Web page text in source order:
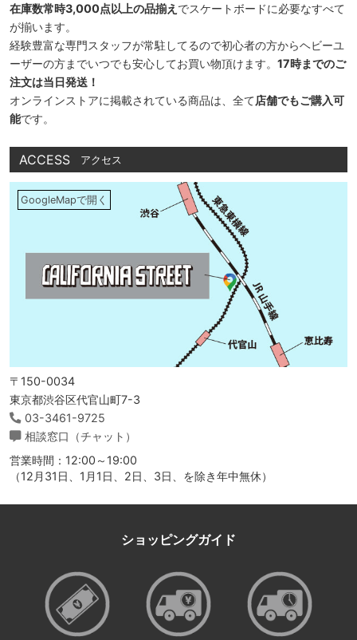
在庫数常時3,000点以上の品揃え でスケートボードに必要なすべて
が揃います。
経験豊富な専門スタッフが常駐してるので初心者の方からヘビーユ
ーザーの方までいつでも安心してお買い物頂けます。 17時までのご
注文は当日発送！
オンラインストアに掲載されている商品は、全て店舗でもご購入可
能です。
ACCESS アクセス
GoogleMapで開く
〒150-0034
東京都渋谷区代官山町7-3
03-3461-9725
相談窓口（チャット）
営業時間：12:00～19:00
（12月31日、1月1日、2日、3日、を除き年中無休）
ショッピングガイド